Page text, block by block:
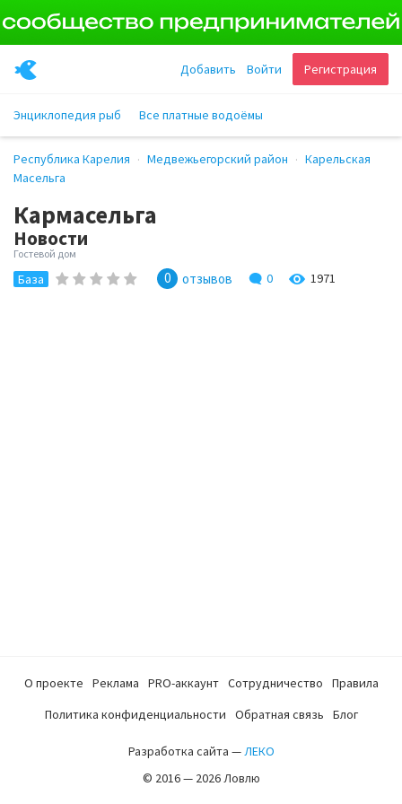
Регистрация
Войти
Добавить
Энциклопедия рыб Все платные водоёмы
Республика Карелия Медвежьегорский район
Карельская
Масельга
Кармасельга
Новости
Гостевой дом
База 0 отзывов 0 1971
О проекте Реклама PRO-аккаунт Сотрудничество
Правила
Политика конфиденциальности
Обратная связь Блог
Разработка сайта —ЛЕКО
© 2016 — 2026 Ловлю